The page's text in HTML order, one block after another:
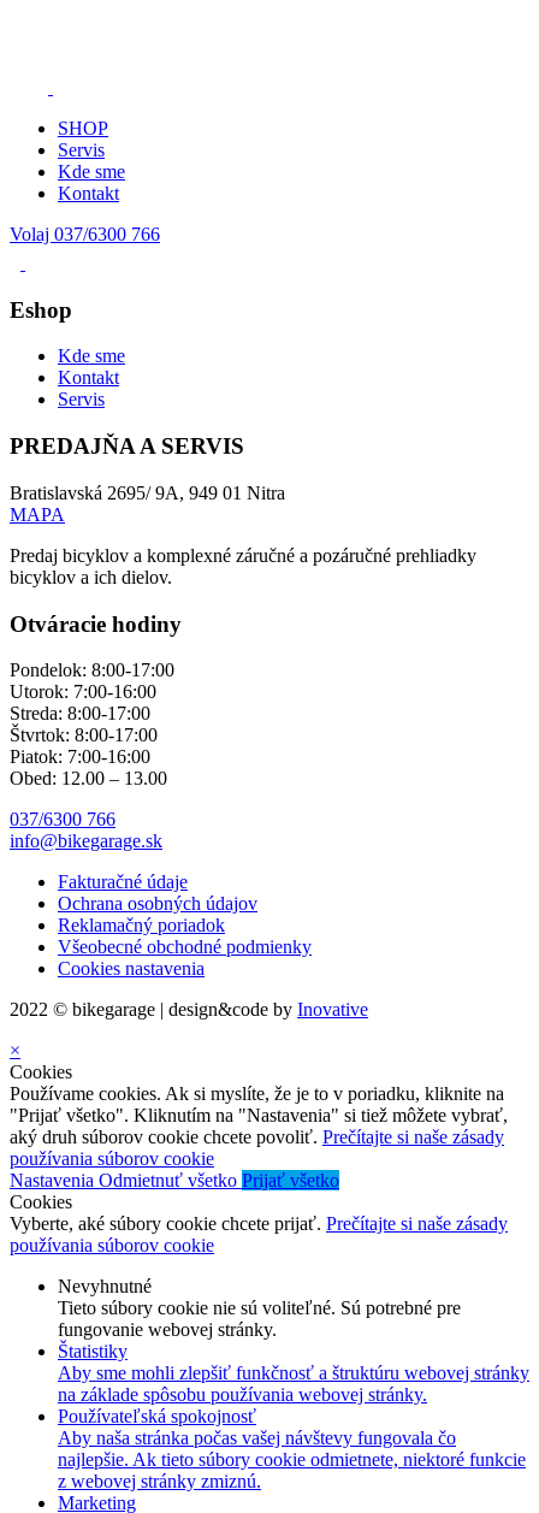
SHOP
Servis
Kde sme
Kontakt
Volaj 037/6300 766
Eshop
Kde sme
Kontakt
Servis
PREDAJŇA A SERVIS
Bratislavská 2695/ 9A, 949 01 Nitra
MAPA
Predaj bicyklov a komplexné záručné a pozáručné prehliadky
bicyklov a ich dielov.
Otváracie hodiny
Pondelok: 8:00-17:00
Utorok: 7:00-16:00
Streda: 8:00-17:00
Štvrtok: 8:00-17:00
Piatok: 7:00-16:00
Obed: 12.00 – 13.00
037/6300 766
info@bikegarage.sk
Fakturačné údaje
Ochrana osobných údajov
Reklamačný poriadok
Všeobecné obchodné podmienky
Cookies nastavenia
2022 © bikegarage | design&code by Inovative
×
Cookies
Používame cookies. Ak si myslíte, že je to v poriadku, kliknite na
"Prijať všetko". Kliknutím na "Nastavenia" si tiež môžete vybrať,
aký druh súborov cookie chcete povoliť. Prečítajte si naše zásady
používania súborov cookie
Nastavenia Odmietnuť všetko Prijať všetko
Cookies
Vyberte, aké súbory cookie chcete prijať. Prečítajte si naše zásady
používania súborov cookie
Nevyhnutné
Tieto súbory cookie nie sú voliteľné. Sú potrebné pre
fungovanie webovej stránky.
Štatistiky
Aby sme mohli zlepšiť funkčnosť a štruktúru webovej stránky
na základe spôsobu používania webovej stránky.
Používateľská spokojnosť
Aby naša stránka počas vašej návštevy fungovala čo
najlepšie. Ak tieto súbory cookie odmietnete, niektoré funkcie
z webovej stránky zmiznú.
Marketing